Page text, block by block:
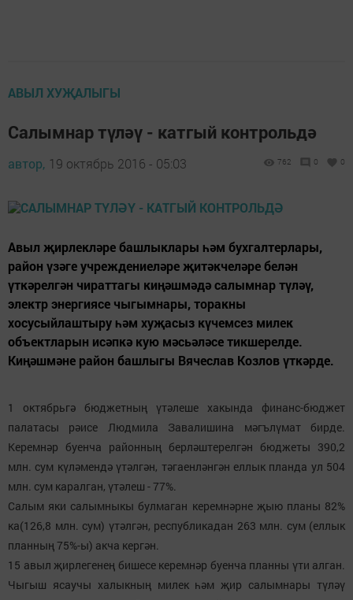
АВЫЛ ХУҖАЛЫГЫ
Салымнар түләү - катгый контрольдә
автор, 19 октябрь 2016 - 05:03 762 0 0
Авыл җирлекләре башлыклары һәм бухгалтерлары,
район үзәге учреждениеләре җитәкчеләре белән
үткәрелгән чираттагы киңәшмәдә салымнар түләү,
электр энергиясе чыгымнары, торакны
хосусыйлаштыру һәм хуҗасыз күчемсез милек
объектларын исәпкә кую мәсьәләсе тикшерелде.
Киңәшмәне район башлыгы Вячеслав Козлов үткәрде.
1 октябрьгә бюджетның үтәлеше хакында финанс-бюджет
палатасы рәисе Людмила Завалишина мәгълүмат бирде.
Керемнәр буенча районның берләштерелгән бюджеты 390,2
млн. сум күләмендә үтәлгән, тәгаенләнгән еллык планда ул 504
млн. сум каралган, үтәлеш - 77%.
Салым яки салымныкы булмаган керемнәрне җыю планы 82%
ка(126,8 млн. сум) үтәлгән, республикадан 263 млн. сум (еллык
планның 75%-ы) акча кергән.
15 авыл җирлегенең бишесе керемнәр буенча планны үти алган.
Чыгыш ясаучы халыкның милек һәм җир салымнары түләү